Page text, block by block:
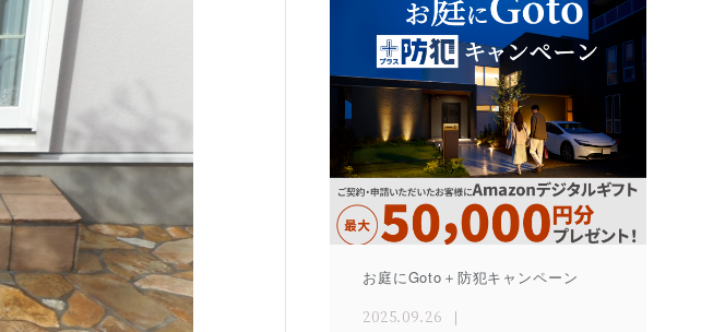
お庭にGoto＋防犯キャンペーン
2025.09.26